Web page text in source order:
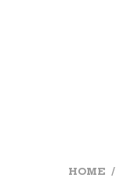
HOME